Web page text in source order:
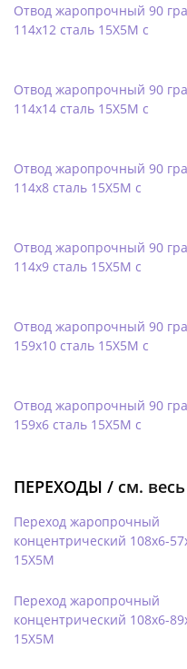
Отвод жаропрочный 90
114х12 сталь 15Х5М с
Отвод жаропрочный 90
114х14 сталь 15Х5М с
Отвод жаропрочный 90
114х8 сталь 15Х5М с
Отвод жаропрочный 90
114х9 сталь 15Х5М с
Отвод жаропрочный 90
159х10 сталь 15Х5М с
Отвод жаропрочный 90
159х6 сталь 15Х5М с
ПЕРЕХОДЫ / см.
Переход жаропрочный
концентрический 108х6-
15Х5М
Переход жаропрочный
концентрический 108х6-
15Х5М